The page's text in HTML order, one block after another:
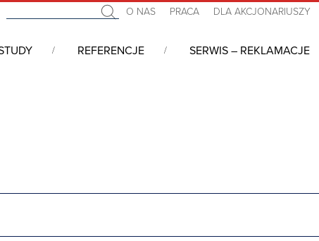
O NAS PRACA DLA AKCJONARIUSZY
REFERENCJE SERWIS – REKLAMACJE